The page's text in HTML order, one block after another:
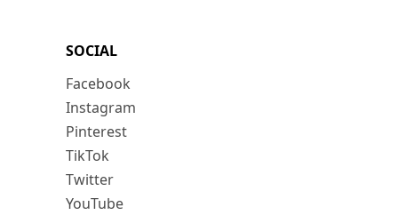
SOCIAL
Facebook
Instagram
Pinterest
TikTok
Twitter
YouTube